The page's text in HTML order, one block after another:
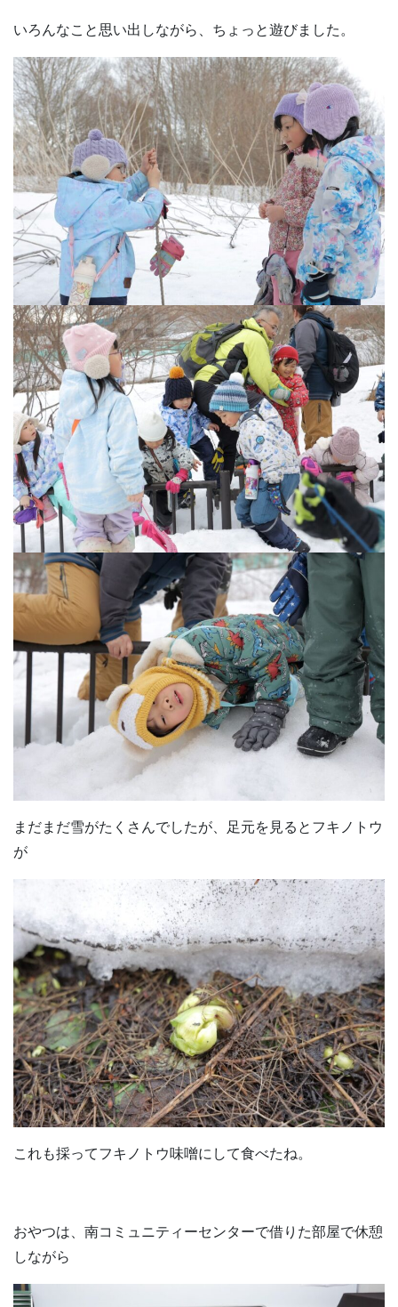
いろんなこと思い出しながら、ちょっと遊びました。
まだまだ雪がたくさんでしたが、足元を見るとフキノトウ
が
これも採ってフキノトウ味噌にして食べたね。
おやつは、南コミュニティーセンターで借りた部屋で休憩
しながら